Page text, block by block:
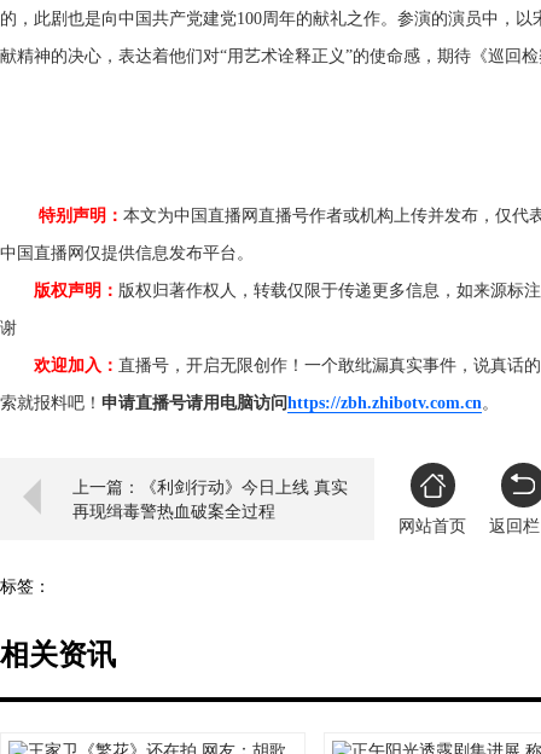
的，此剧也是向中国共产党建党100周年的献礼之作。参演的演员中，
献精神的决心，表达着他们对“用艺术诠释正义”的使命感，期待《巡回
特别声明： 本文为中国直播网直播号作者或机构上传并发布，仅
中国直播网仅提供信息发布平台。
版权声明： 版权归著作权人，转载仅限于传递更多信息，如来源标
谢
欢迎加入： 直播号，开启无限创作！一个敢纰漏真实事件，说真话
索就报料吧！ 申请直播号请用电脑访问https://zbh.zhibotv.com.cn。
上一篇：《利剑行动》今日上线 真实
再现缉毒警热血破案全过程
网站首页
返回
标签：
相关资讯